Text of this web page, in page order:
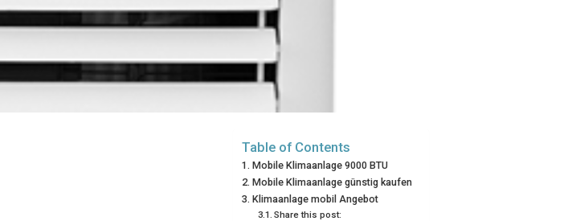
Table of Contents
Mobile Klimaanlage 9000 BTU
Mobile Klimaanlage günstig kaufen
Klimaanlage mobil Angebot
Share this post: